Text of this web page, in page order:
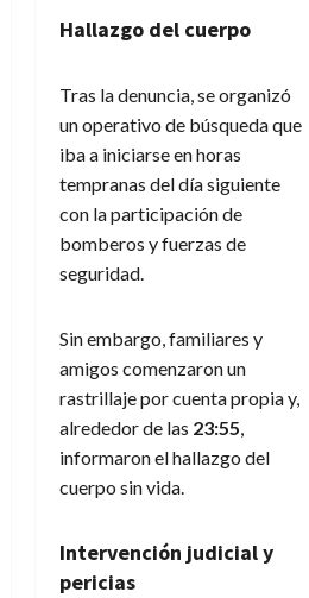
Hallazgo del cuerpo
Tras la denuncia, se organizó
un operativo de búsqueda que
iba a iniciarse en horas
tempranas del día siguiente
con la participación de
bomberos y fuerzas de
seguridad.
Sin embargo, familiares y
amigos comenzaron un
rastrillaje por cuenta propia y,
alrededor de las 23:55,
informaron el hallazgo del
cuerpo sin vida.
Intervención judicial y
pericias